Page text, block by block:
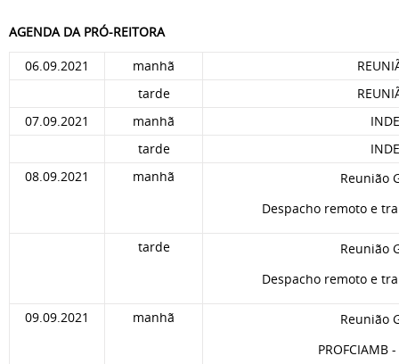
AGENDA DA PRÓ-REITORA
06.09.2021
manhã
tarde
07.09.2021
manhã
tarde
08.09.2021
manhã
Reunião
Despacho remoto e
tarde
Reunião
Despacho remoto e
09.09.2021 manhã
Reunião
PROFCIAMB